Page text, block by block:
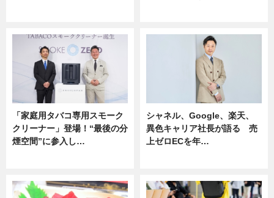
「家庭用タバコ専用スモーク
クリーナー」登場！“最後の分
煙空間”に参入し…
シャネル、Google、楽天、
異色キャリア社長が語る 売
上ゼロECを年…